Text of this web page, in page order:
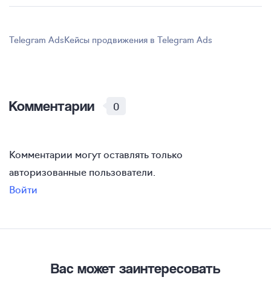
Telegram AdsКейсы продвижения в Telegram Ads
Комментарии 0
Комментарии могут оставлять только
авторизованные пользователи.
Войти
Вас может заинтересовать